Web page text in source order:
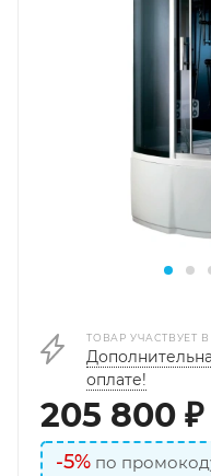
ТОВАР УЧАСТВУЕТ
оплате!
205 800 ₽
-5% по